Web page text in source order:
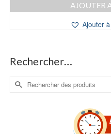
AJOUTER
Ajouter
Rechercher…
Rechercher :